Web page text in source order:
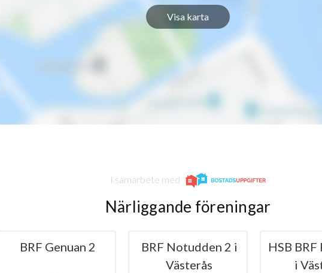
Visa karta
I samarbete med
Närliggande föreningar
BRF Genuan 2
BRF Notudden 2 i
Västerås
HSB BRF
i